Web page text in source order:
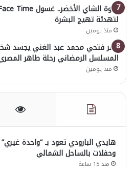
لتهدئة تهيج البشرة
منذ يومين
عمر فتحي محمد عبد الغني يجسد
المسلسل الرمضاني رحلة طاهر
منذ يومين
هايدي البارودي تعود بـ “واحدة
وحفلات بالساحل الشمالي
منذ 15 ساعة